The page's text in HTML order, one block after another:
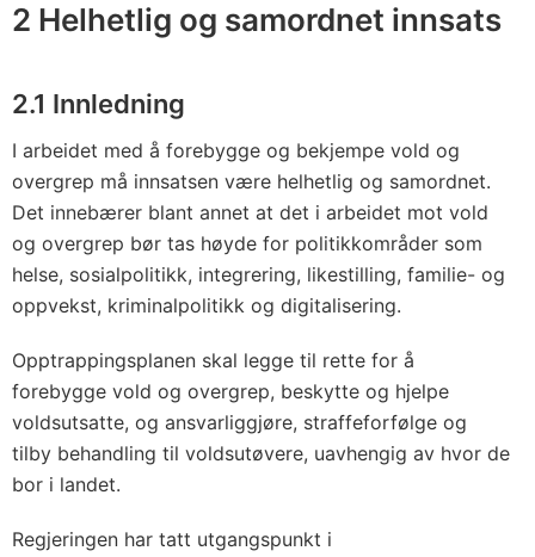
2 Helhetlig og samordnet innsats
2.1 Innledning
I arbeidet med å forebygge og bekjempe vold og
overgrep må innsatsen være helhetlig og samordnet.
Det innebærer blant annet at det i arbeidet mot vold
og overgrep bør tas høyde for politikkområder som
helse, sosialpolitikk, integrering, likestilling, familie- og
oppvekst, kriminalpolitikk og digitalisering.
Opptrappingsplanen skal legge til rette for å
forebygge vold og overgrep, beskytte og hjelpe
voldsutsatte, og ansvarliggjøre, straffeforfølge og
tilby behandling til voldsutøvere, uavhengig av hvor de
bor i landet.
Regjeringen har tatt utgangspunkt i